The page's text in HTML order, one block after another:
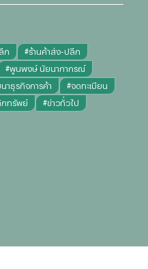
ก #ร้านค้าส่ง-ปลีก
#พูนพงษ์ นัยนาภากรณ์
ธุรกิจการค้า #จดทะเบียน
กทรัพย์ #ข่าวทั่วไป